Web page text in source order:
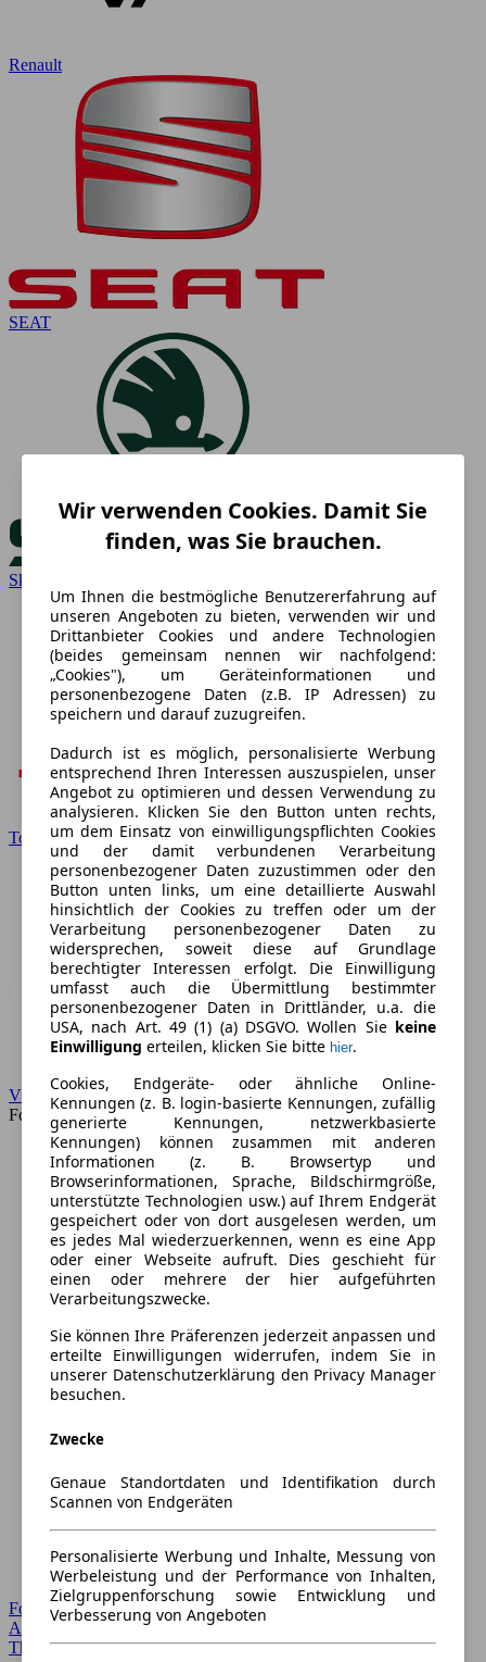
Renault
SEAT
Skoda
Toyota
VW
Forum
Forum Startseite
Alle Auto-Foren
Themen-Forum
Wir verwenden Cookies. Damit Sie
finden, was Sie brauchen.
Um Ihnen die bestmögliche Benutzererfahrung auf
unseren Angeboten zu bieten, verwenden wir und
Drittanbieter Cookies und andere Technologien
(beides gemeinsam nennen wir nachfolgend:
„Cookies"), um Geräteinformationen und
personenbezogene Daten (z.B. IP Adressen) zu
speichern und darauf zuzugreifen.
Dadurch ist es möglich, personalisierte Werbung
entsprechend Ihren Interessen auszuspielen, unser
Angebot zu optimieren und dessen Verwendung zu
analysieren. Klicken Sie den Button unten rechts,
um dem Einsatz von einwilligungspflichten Cookies
und der damit verbundenen Verarbeitung
personenbezogener Daten zuzustimmen oder den
Button unten links, um eine detaillierte Auswahl
hinsichtlich der Cookies zu treffen oder um der
Verarbeitung personenbezogener Daten zu
widersprechen, soweit diese auf Grundlage
berechtigter Interessen erfolgt. Die Einwilligung
umfasst auch die Übermittlung bestimmter
personenbezogener Daten in Drittländer, u.a. die
USA, nach Art. 49 (1) (a) DSGVO. Wollen Sie keine
Einwilligung erteilen, klicken Sie bitte hier.
Cookies, Endgeräte- oder ähnliche Online-
Kennungen (z. B. login-basierte Kennungen, zufällig
generierte Kennungen, netzwerkbasierte
Kennungen) können zusammen mit anderen
Informationen (z. B. Browsertyp und
Browserinformationen, Sprache, Bildschirmgröße,
unterstützte Technologien usw.) auf Ihrem Endgerät
gespeichert oder von dort ausgelesen werden, um
es jedes Mal wiederzuerkennen, wenn es eine App
oder einer Webseite aufruft. Dies geschieht für
einen oder mehrere der hier aufgeführten
Verarbeitungszwecke.
Sie können Ihre Präferenzen jederzeit anpassen und
erteilte Einwilligungen widerrufen, indem Sie in
unserer Datenschutzerklärung den Privacy Manager
besuchen.
Zwecke
Genaue Standortdaten und Identifikation durch
Scannen von Endgeräten
Personalisierte Werbung und Inhalte, Messung von
Werbeleistung und der Performance von Inhalten,
Zielgruppenforschung sowie Entwicklung und
Verbesserung von Angeboten